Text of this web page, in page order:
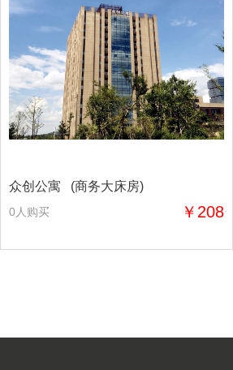
众创公寓 (商务大床房)
0人购买 ￥208